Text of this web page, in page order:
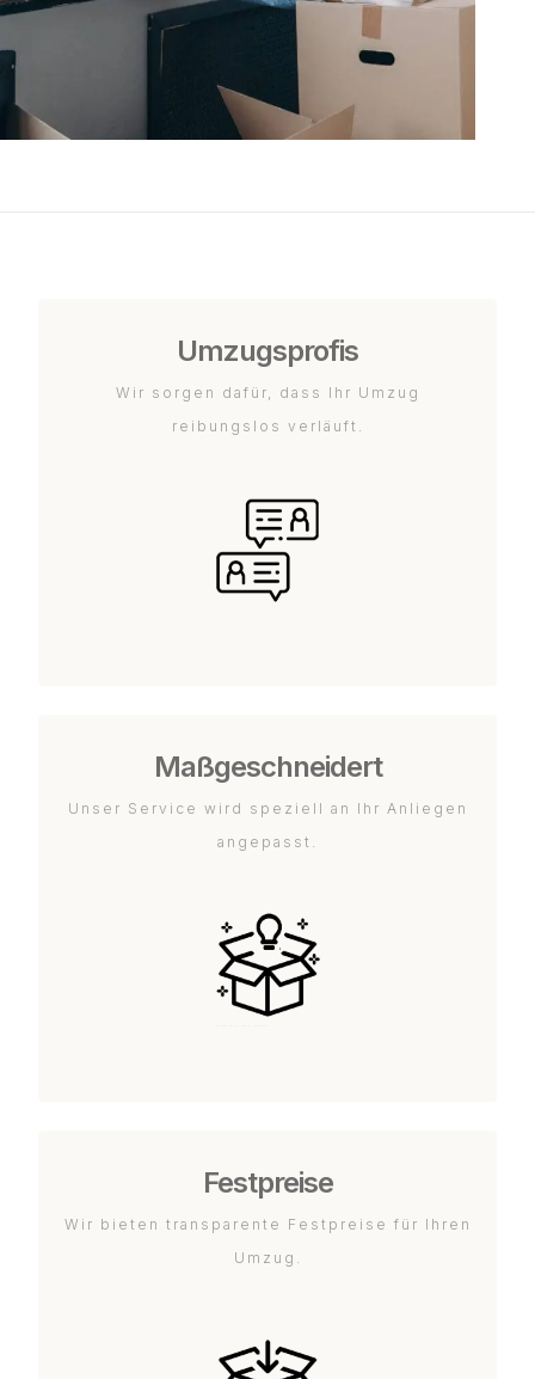
Umzugsprofis
Wir sorgen dafür, dass Ihr Umzug
reibungslos verläuft.
Maßgeschneidert
Unser Service wird speziell an Ihr Anliegen
angepasst.
Festpreise
Wir bieten transparente Festpreise für Ihren
Umzug.